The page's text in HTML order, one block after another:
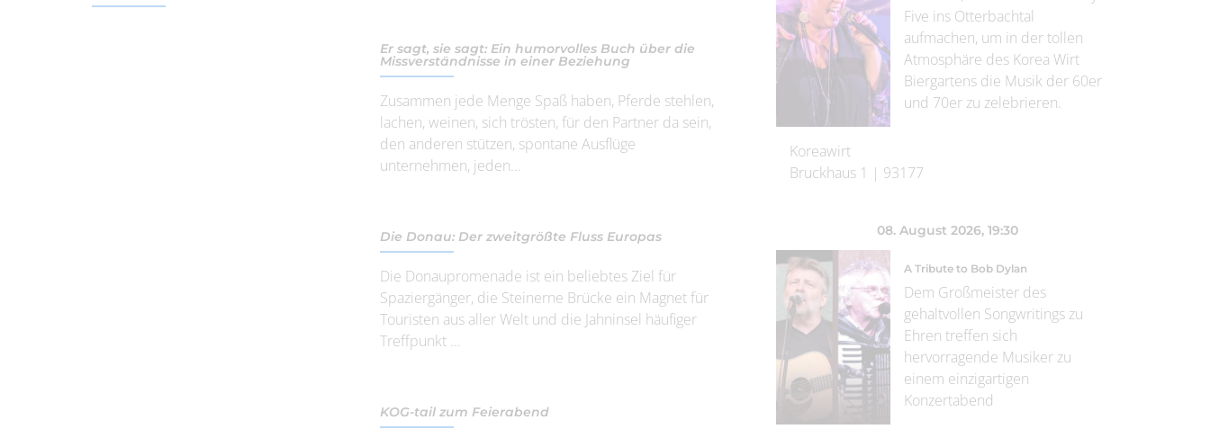
Er sagt, sie sagt: Ein humorvolles Buch über die
Missverständnisse in einer Beziehung
Zusammen jede Menge Spaß haben, Pferde stehlen,
lachen, weinen, sich trösten, für den Partner da sein,
den anderen stützen, spontane Ausflüge
unternehmen, jeden...
Die Donau: Der zweitgrößte Fluss Europas
Die Donaupromenade ist ein beliebtes Ziel für
Spaziergänger, die Steinerne Brücke ein Magnet für
Touristen aus aller Welt und die Jahninsel häufiger
Treffpunkt ...
KOG-tail zum Feierabend
Five ins Otterbachtal
aufmachen, um in der tollen
Atmosphäre des Korea Wirt
Biergartens die Musik der 60er
und 70er zu zelebrieren.
Koreawirt
Bruckhaus 1 | 93177
08. August 2026, 19:30
A Tribute to Bob Dylan
Dem Großmeister des
gehaltvollen Songwritings zu
Ehren treffen sich
hervorragende Musiker zu
einem einzigartigen
Konzertabend